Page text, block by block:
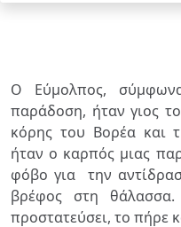
Ο Εύμολπος,
παράδοση, ήταν γιος
κόρης του Βορέα και
ήταν ο καρπός μιας
φόβο για την
βρέφος στη
προστατεύσει, το πήρε